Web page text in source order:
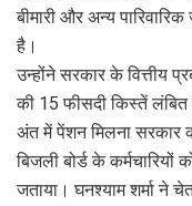
बीमारी और अन्य
है।
उन्होंने सरकार के वित्तीय
की 15 फीसदी किस्तें
अंत में पेंशन मिलना सरकार
बिजली बोर्ड के
जताया। घनश्याम शर्मा ने